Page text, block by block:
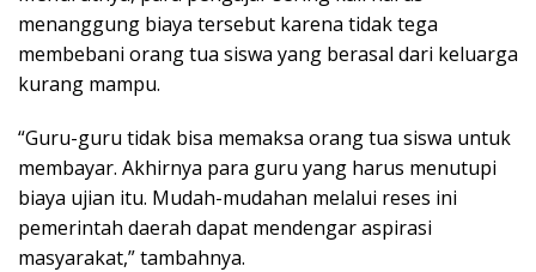
menanggung biaya tersebut karena tidak tega
membebani orang tua siswa yang berasal dari keluarga
kurang mampu.
“Guru-guru tidak bisa memaksa orang tua siswa untuk
membayar. Akhirnya para guru yang harus menutupi
biaya ujian itu. Mudah-mudahan melalui reses ini
pemerintah daerah dapat mendengar aspirasi
masyarakat,” tambahnya.